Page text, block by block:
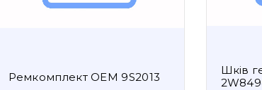
Ремкомплект OEM 9S2013
Шків